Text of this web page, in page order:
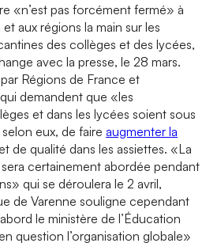
«n’est pas forcément fermé» à
aux régions la main sur les
des collèges et des lycées,
avec la presse, le 28 mars.
Régions de France et
demandent que «les
et dans les lycées soient sous
eux, de faire augmenter la
de qualité dans les assiettes. «La
certainement abordée pendant
qui se déroulera le 2 avril,
de Varenne souligne cependant
le ministère de l’Éducation
question l’organisation globale»